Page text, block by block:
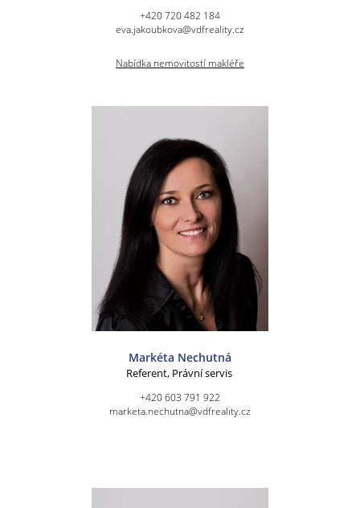
+420 720 482 184
eva.jakoubkova@vdfreality.cz
Nabídka nemovitostí makléře
Markéta Nechutná
Referent, Právní servis
+420 603 791 922
marketa.nechutna@vdfreality.cz